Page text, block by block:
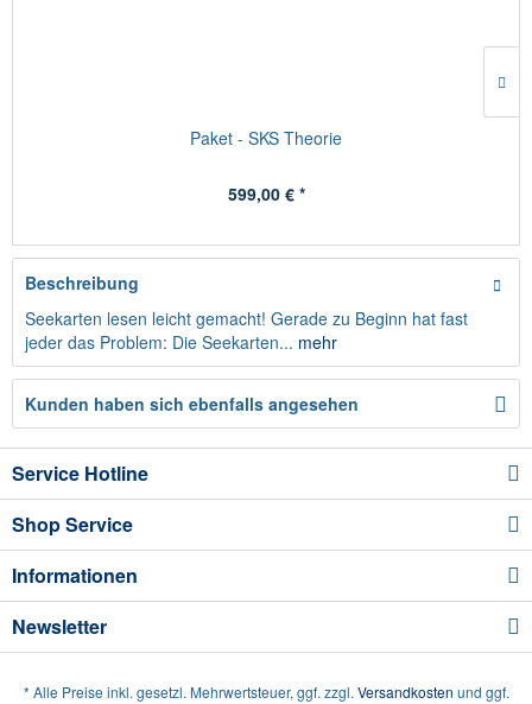
Paket - SKS Theorie
599,00 € *
Beschreibung
Seekarten lesen leicht gemacht! Gerade zu Beginn hat fast
jeder das Problem: Die Seekarten... mehr
Kunden haben sich ebenfalls angesehen
Service Hotline
Shop Service
Informationen
Newsletter
* Alle Preise inkl. gesetzl. Mehrwertsteuer, ggf. zzgl. Versandkosten und ggf.